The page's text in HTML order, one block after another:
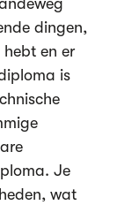
dingen,
en er
is
Je
wat